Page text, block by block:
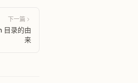
下一篇
目录的由
来